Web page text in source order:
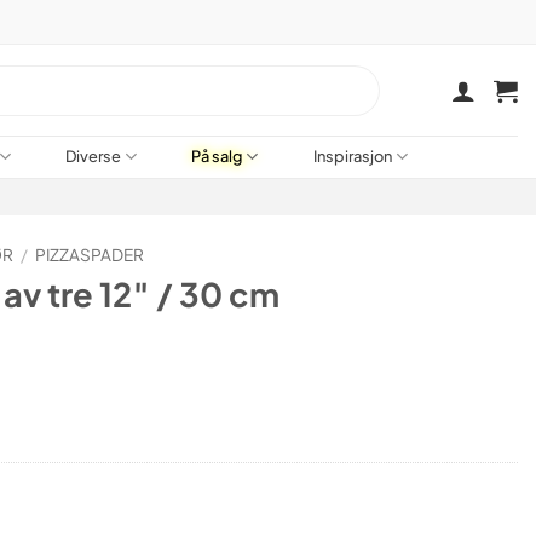
Diverse På salg Inspirasjon
/ PIZZASPADER
tre 12″ / 30 cm